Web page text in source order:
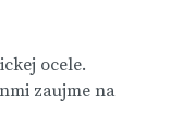
ocele.
zaujme na